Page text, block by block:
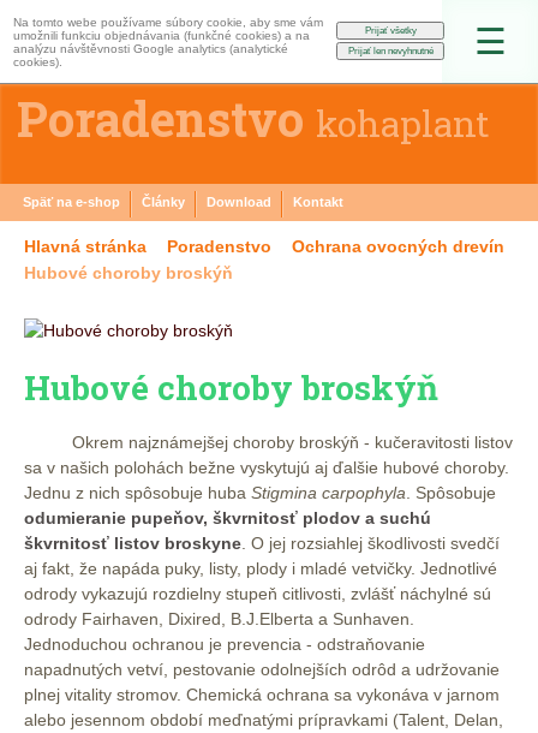
Na tomto webe používame súbory cookie, aby sme vám
umožnili funkciu objednávania (funkčné cookies) a na
analýzu návštěvnosti Google analytics (analytické
cookies).
☰
Späť na e-shop Články Download Kontakt
Poradenstvo kohaplant
Hlavná stránka Poradenstvo
Ochrana ovocných drevín
Hubové choroby broskýň
Hubové choroby broskýň
Okrem najznámejšej choroby broskýň - kučeravitosti listov
sa v našich polohách bežne vyskytujú aj ďalšie hubové choroby.
Jednu z nich spôsobuje huba Stigmina carpophyla . Spôsobuje
odumieranie pupeňov, škvrnitosť plodov a suchú
škvrnitosť listov broskyne . O jej rozsiahlej škodlivosti svedčí
aj fakt, že napáda puky, listy, plody i mladé vetvičky. Jednotlivé
odrody vykazujú rozdielny stupeň citlivosti, zvlášť náchylné sú
odrody Fairhaven, Dixired, B.J.Elberta a Sunhaven.
Jednoduchou ochranou je prevencia - odstraňovanie
napadnutých vetví, pestovanie odolnejších odrôd a udržovanie
plnej vitality stromov. Chemická ochrana sa vykonáva v jarnom
alebo jesennom období meďnatými prípravkami (Talent, Delan,